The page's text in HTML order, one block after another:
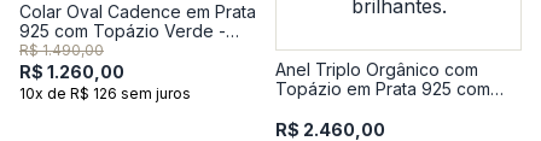
Colar Oval Cadence em Prata
925 com Topázio Verde -
44,5 cm
R$ 1.490,00
R$ 1.260,00
10x de R$ 126 sem juros
Anel Triplo Orgânico com
Topázio em Prata 925 com
R$ 2.460,00